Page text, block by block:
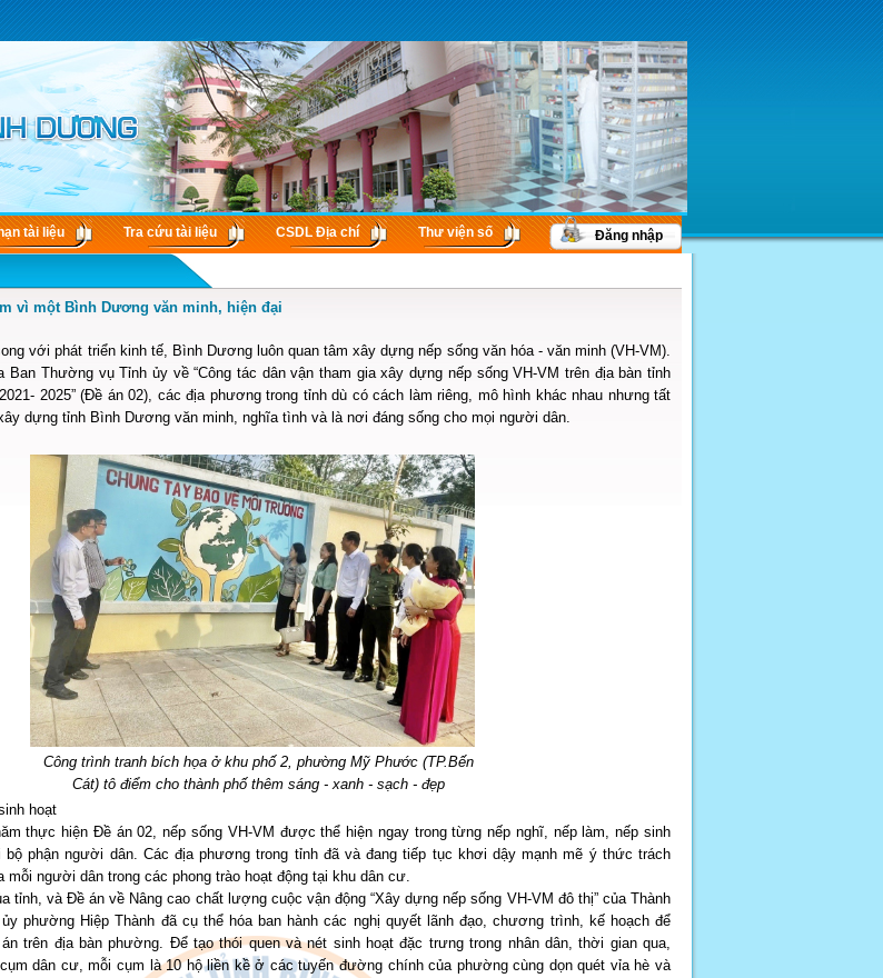
tài liệu Tra cứu tài liệu CSDL Ðịa chí Thư viện số Đăng nhập
vì một Bình Dương văn minh, hiện đại
với phát triển kinh tế, Bình Dương luôn quan tâm xây dựng nếp sống văn hóa - văn minh (VH-VM).
Ban Thường vụ Tỉnh ủy về “Công tác dân vận tham gia xây dựng nếp sống VH-VM trên địa bàn tỉnh
2025” (Đề án 02), các địa phương trong tỉnh dù có cách làm riêng, mô hình khác nhau nhưng tất
dựng tỉnh Bình Dương văn minh, nghĩa tình và là nơi đáng sống cho mọi người dân.
Công trình tranh bích họa ở khu phố 2, phường Mỹ Phước (TP.Bến
Cát) tô điểm cho thành phố thêm sáng - xanh - sạch - đẹp
hoạt
thực hiện Đề án 02, nếp sống VH-VM được thể hiện ngay trong từng nếp nghĩ, nếp làm, nếp sinh
bộ phận người dân. Các địa phương trong tỉnh đã và đang tiếp tục khơi dậy mạnh mẽ ý thức trách
người dân trong các phong trào hoạt động tại khu dân cư.
tỉnh, và Đề án về Nâng cao chất lượng cuộc vận động “Xây dựng nếp sống VH-VM đô thị” của Thành
phường Hiệp Thành đã cụ thể hóa ban hành các nghị quyết lãnh đạo, chương trình, kế hoạch để
trên địa bàn phường. Để tạo thói quen và nét sinh hoạt đặc trưng trong nhân dân, thời gian qua,
dân cư, mỗi cụm là 10 hộ liền kề ở các tuyến đường chính của phường cùng dọn quét vỉa hè và